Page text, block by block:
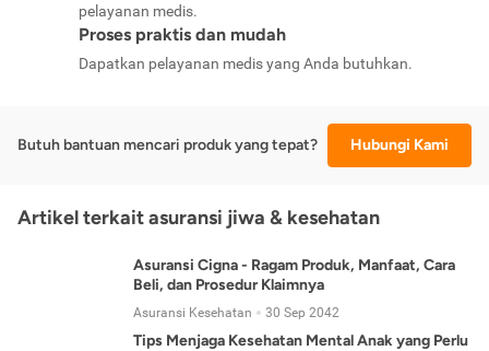
pelayanan medis.
Proses praktis dan mudah
Dapatkan pelayanan medis yang Anda butuhkan.
Butuh bantuan mencari produk yang tepat? Hubungi Kami
Artikel terkait asuransi jiwa & kesehatan
Asuransi Cigna - Ragam Produk, Manfaat, Cara
Beli, dan Prosedur Klaimnya
Asuransi Kesehatan 30 Sep 2042
Tips Menjaga Kesehatan Mental Anak yang Perlu